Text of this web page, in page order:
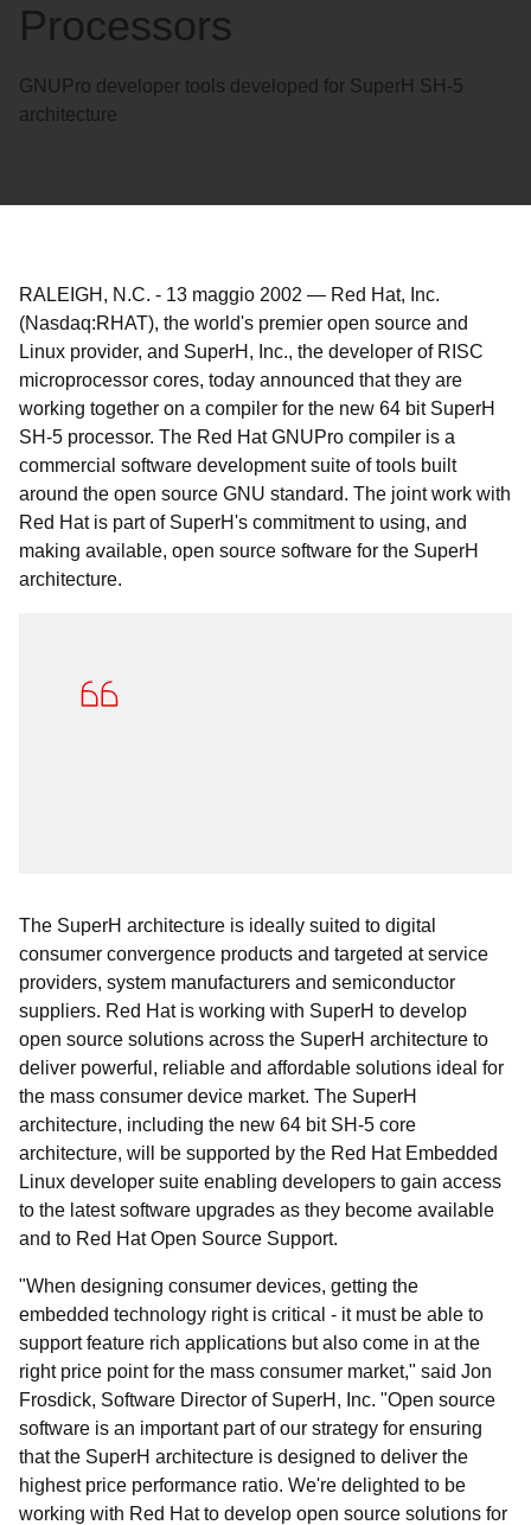
Processors
GNUPro developer tools developed for SuperH SH-5
architecture
RALEIGH, N.C. - 13 maggio 2002 — Red Hat, Inc.
(Nasdaq:RHAT), the world's premier open source and
Linux provider, and SuperH, Inc., the developer of RISC
microprocessor cores, today announced that they are
working together on a compiler for the new 64 bit SuperH
SH-5 processor. The Red Hat GNUPro compiler is a
commercial software development suite of tools built
around the open source GNU standard. The joint work with
Red Hat is part of SuperH's commitment to using, and
making available, open source software for the SuperH
architecture.
The SuperH architecture is ideally suited to digital
consumer convergence products and targeted at service
providers, system manufacturers and semiconductor
suppliers. Red Hat is working with SuperH to develop
open source solutions across the SuperH architecture to
deliver powerful, reliable and affordable solutions ideal for
the mass consumer device market. The SuperH
architecture, including the new 64 bit SH-5 core
architecture, will be supported by the Red Hat Embedded
Linux developer suite enabling developers to gain access
to the latest software upgrades as they become available
and to Red Hat Open Source Support.
"When designing consumer devices, getting the
embedded technology right is critical - it must be able to
support feature rich applications but also come in at the
right price point for the mass consumer market," said Jon
Frosdick, Software Director of SuperH, Inc. "Open source
software is an important part of our strategy for ensuring
that the SuperH architecture is designed to deliver the
highest price performance ratio. We're delighted to be
working with Red Hat to develop open source solutions for